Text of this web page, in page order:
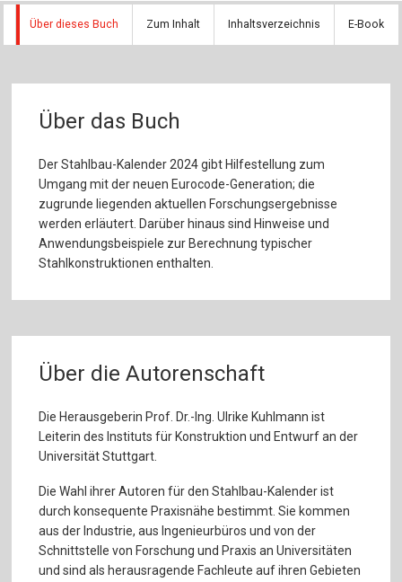
Über dieses Buch Zum Inhalt Inhaltsverzeichnis E-Book
Über das Buch
Der Stahlbau-Kalender 2024 gibt Hilfestellung zum
Umgang mit der neuen Eurocode-Generation; die
zugrunde liegenden aktuellen Forschungsergebnisse
werden erläutert. Darüber hinaus sind Hinweise und
Anwendungsbeispiele zur Berechnung typischer
Stahlkonstruktionen enthalten.
Über die Autorenschaft
Die Herausgeberin Prof. Dr.-Ing. Ulrike Kuhlmann ist
Leiterin des Instituts für Konstruktion und Entwurf an der
Universität Stuttgart.
Die Wahl ihrer Autoren für den Stahlbau-Kalender ist
durch konsequente Praxisnähe bestimmt. Sie kommen
aus der Industrie, aus Ingenieurbüros und von der
Schnittstelle von Forschung und Praxis an Universitäten
und sind als herausragende Fachleute auf ihren Gebieten